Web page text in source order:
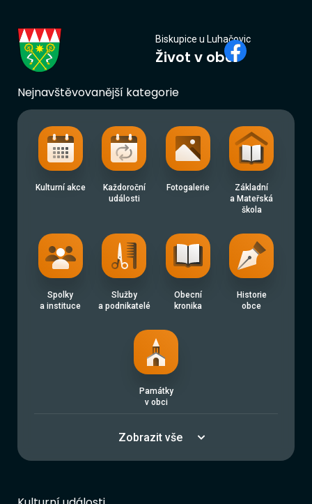
Biskupice u Luhačovic
Život v obci
Nejnavštěvovanější kategorie
Kulturní akce
Každoroční
události
Fotogalerie
Základní
a Mateřská
škola
Spolky
a instituce
Služby
a podnikatelé
Obecní
kronika
Historie
obce
Památky
v obci
Zobrazit vše